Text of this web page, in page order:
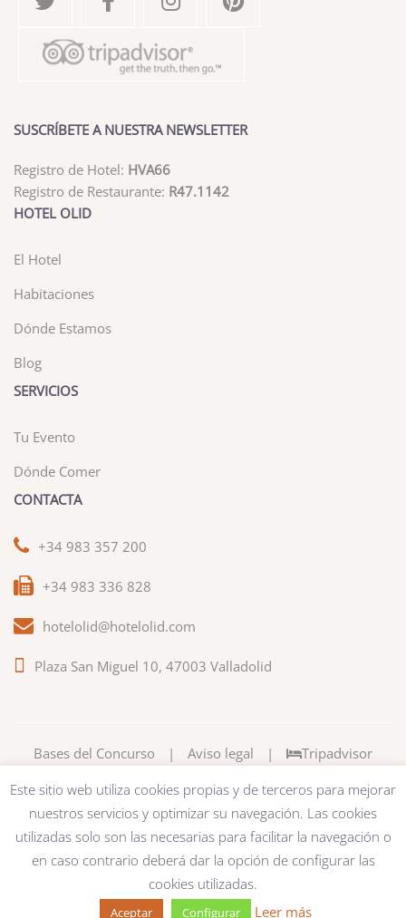
SUSCRÍBETE A NUESTRA NEWSLETTER
Registro de Hotel: HVA66
Registro de Restaurante: R47.1142
HOTEL OLID
El Hotel
Habitaciones
Dónde Estamos
Blog
SERVICIOS
Tu Evento
Dónde Comer
CONTACTA
+34 983 357 200
+34 983 336 828
hotelolid@hotelolid.com
Plaza San Miguel 10, 47003 Valladolid
Bases del Concurso | Aviso legal |
Tripadvisor
Este sitio web utiliza cookies propias y de terceros para mejorar
nuestros servicios y optimizar su navegación. Las cookies
utilizadas solo son las necesarias para facilitar la navegación o
en caso contrario deberá dar la opción de configurar las
cookies utilizadas.
Aceptar Configurar Leer más